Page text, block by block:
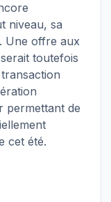
niveau, sa
Une offre aux
toutefois
permettant de
cet été.